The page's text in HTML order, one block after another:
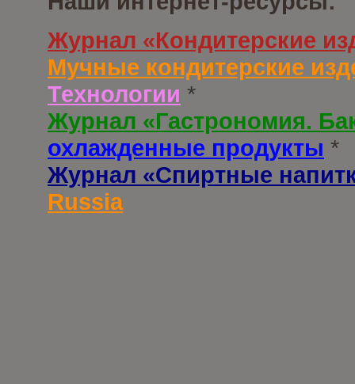
Журнал «Кондитерские
Мучные кондитерские
Технологии *
Журнал «Гастрономия.
охлажденные продукты *
Журнал «Спиртные
Russia